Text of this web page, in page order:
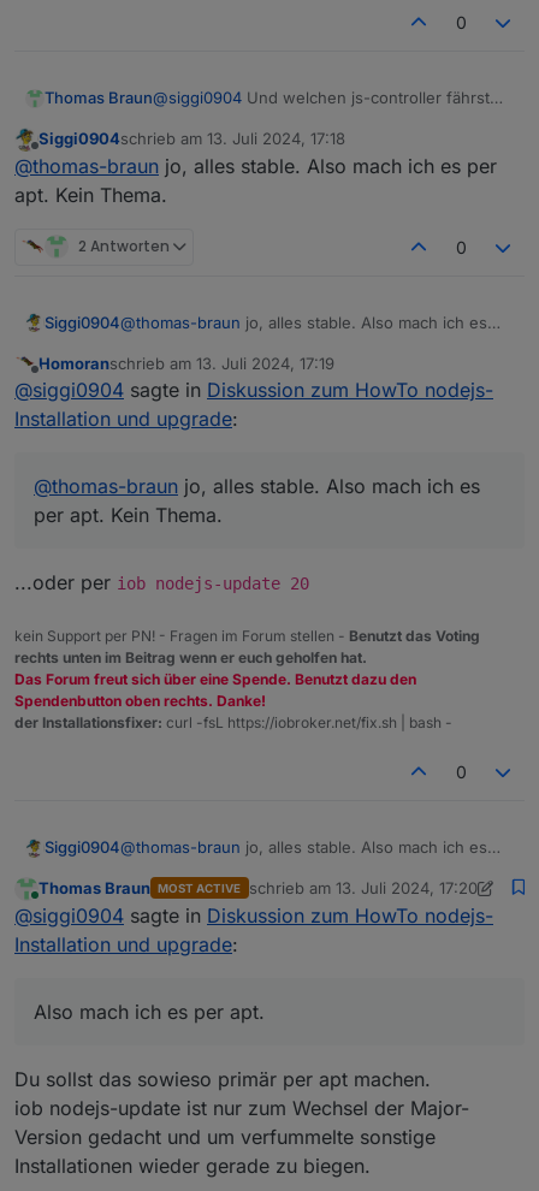
0
Thomas Braun@siggi0904 Und welchen js-controller fährst
nicht drin.
Offline
Siggi0904schrieb am 13. Juli 2024, 17:18
zuletzt editiert von
@thomas-braun jo, alles stable. Also mach ich es per
apt. Kein Thema.
2 Antworten 0
Siggi0904@thomas-braun jo, alles stable. Also mach ich es
Offline
Homoranschrieb am 13. Juli 2024, 17:19
zuletzt editiert von
@siggi0904 sagte in Diskussion zum HowTo nodejs-
Installation und upgrade:
@thomas-braun jo, alles stable. Also mach ich es
per apt. Kein Thema.
...oder per iob nodejs-update 20
kein Support per PN! - Fragen im Forum stellen - Benutzt das Voting
rechts unten im Beitrag wenn er euch geholfen hat.
Das Forum freut sich über eine Spende. Benutzt dazu den
Spendenbutton oben rechts. Danke!
der Installationsfixer: curl -fsL https://iobroker.net/fix.sh | bash -
0
Siggi0904@thomas-braun jo, alles stable. Also mach ich es
Online
Thomas Braun MOST ACTIVE schrieb am 13. Juli 2024, 17:20
zuletzt editiert von Thomas Braun
@siggi0904 sagte in Diskussion zum HowTo nodejs-
Installation und upgrade:
Also mach ich es per apt.
Du sollst das sowieso primär per apt machen.
iob nodejs-update ist nur zum Wechsel der Major-
Version gedacht und um verfummelte sonstige
Installationen wieder gerade zu biegen.